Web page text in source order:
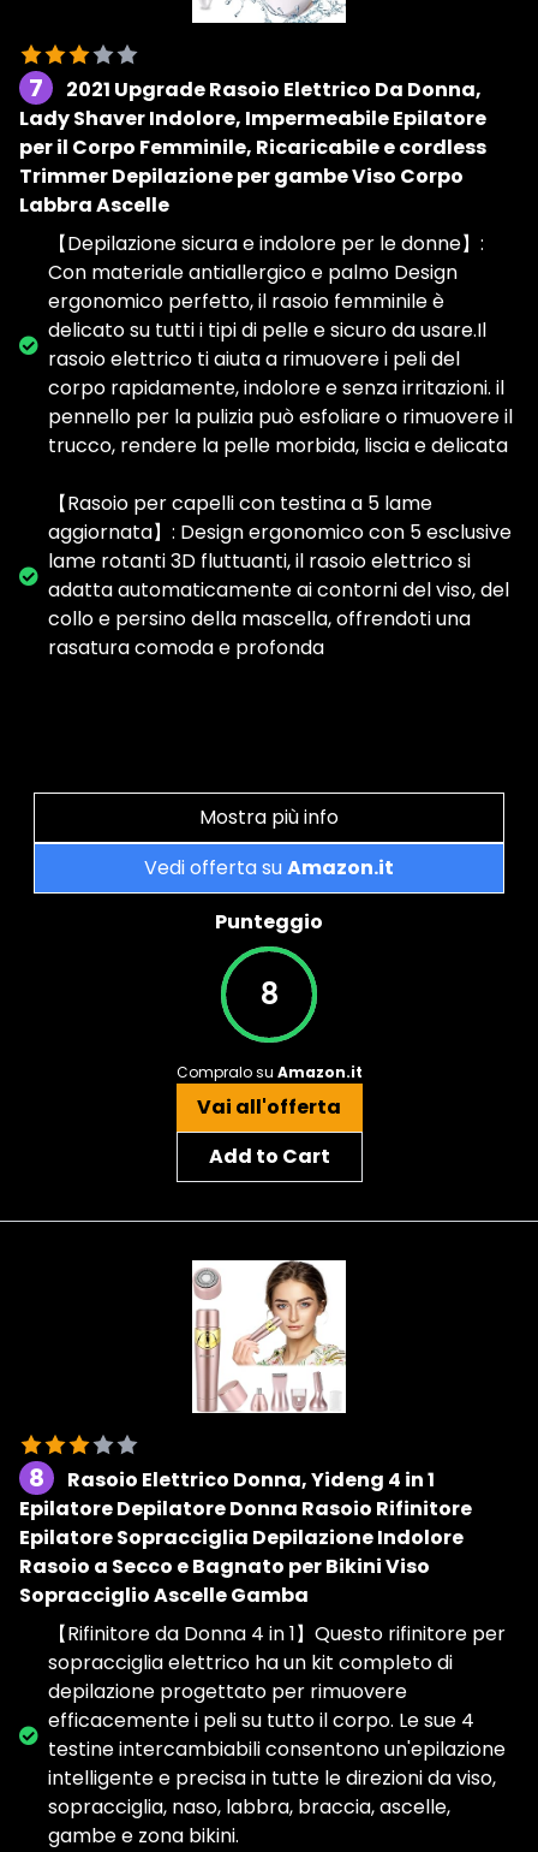
7
2021 Upgrade Rasoio Elettrico Da Donna,
Lady Shaver Indolore, Impermeabile Epilatore
per il Corpo Femminile, Ricaricabile e cordless
Trimmer Depilazione per gambe Viso Corpo
Labbra Ascelle
【Depilazione sicura e indolore per le donne】:
Con materiale antiallergico e palmo Design
ergonomico perfetto, il rasoio femminile è
delicato su tutti i tipi di pelle e sicuro da usare.Il
rasoio elettrico ti aiuta a rimuovere i peli del
corpo rapidamente, indolore e senza irritazioni. il
pennello per la pulizia può esfoliare o rimuovere il
trucco, rendere la pelle morbida, liscia e delicata
【Rasoio per capelli con testina a 5 lame
aggiornata】: Design ergonomico con 5 esclusive
lame rotanti 3D fluttuanti, il rasoio elettrico si
adatta automaticamente ai contorni del viso, del
collo e persino della mascella, offrendoti una
rasatura comoda e profonda
Mostra più info
Vedi offerta suAmazon.it
Punteggio
8
Compralo su Amazon.it
Vai all'offerta
Add to Cart
8
Rasoio Elettrico Donna, Yideng 4 in 1
Epilatore Depilatore Donna Rasoio Rifinitore
Epilatore Sopracciglia Depilazione Indolore
Rasoio a Secco e Bagnato per Bikini Viso
Sopracciglio Ascelle Gamba
【Rifinitore da Donna 4 in 1】Questo rifinitore per
sopracciglia elettrico ha un kit completo di
depilazione progettato per rimuovere
efficacemente i peli su tutto il corpo. Le sue 4
testine intercambiabili consentono un'epilazione
intelligente e precisa in tutte le direzioni da viso,
sopracciglia, naso, labbra, braccia, ascelle,
gambe e zona bikini.